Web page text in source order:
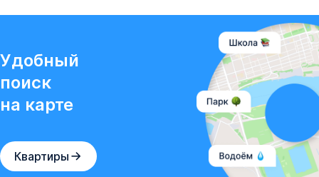
Удобный
поиск
на карте
Квартиры